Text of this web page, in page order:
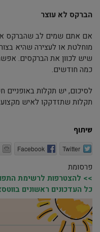
הברקס לא עוצר
אם אתם שמים לב שהברקס
מוחלטת או לעצירה שהיא
שיש לכוון את הברקסים.
כמה חודשים.
לסיכום, יש תקלות באופניים
תקלות שתזדקקו לאיש מקצוע.
שיתוף
Twitter
Facebook
פרסומת
>> להצטרפות לרשימת
כל העדכונים ראשונים